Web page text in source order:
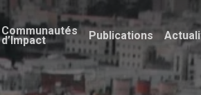
Communautés
d’Impact Publications